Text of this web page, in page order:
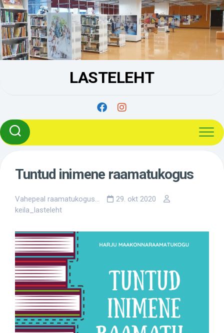
Skip
to
content
LASTELEHT
Tuntud inimene raamatukogus
Vahepeal raamatukogus...
29. okt 2020
keila_lasteleht